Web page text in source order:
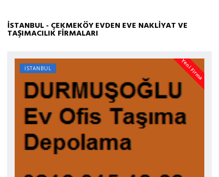
İSTANBUL - ÇEKMEKÖY EVDEN EVE NAKLİYAT VE
TAŞIMACILIK FİRMALARI
Yeni Firma
İSTANBUL